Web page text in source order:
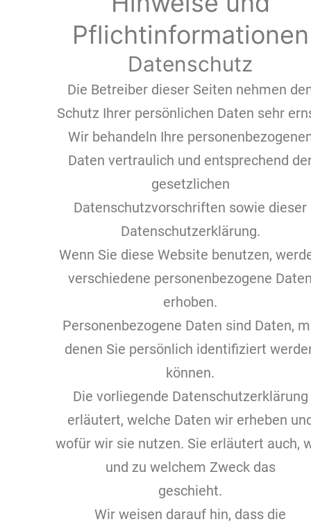
Pflichtinformationen
Datenschutz
Die Betreiber dieser Seiten nehmen
Schutz Ihrer persönlichen Daten sehr
Wir behandeln Ihre
Daten vertraulich und entsprechend
gesetzlichen
Datenschutzvorschriften sowie dieser
Datenschutzerklärung.
Wenn Sie diese Website benutzen,
verschiedene personenbezogene
erhoben.
Personenbezogene Daten sind Daten,
denen Sie persönlich identifiziert
können.
Die vorliegende Datenschutzerklärung
erläutert, welche Daten wir erheben
wofür wir sie nutzen. Sie erläutert auch,
und zu welchem Zweck das
geschieht.
Wir weisen darauf hin, dass die